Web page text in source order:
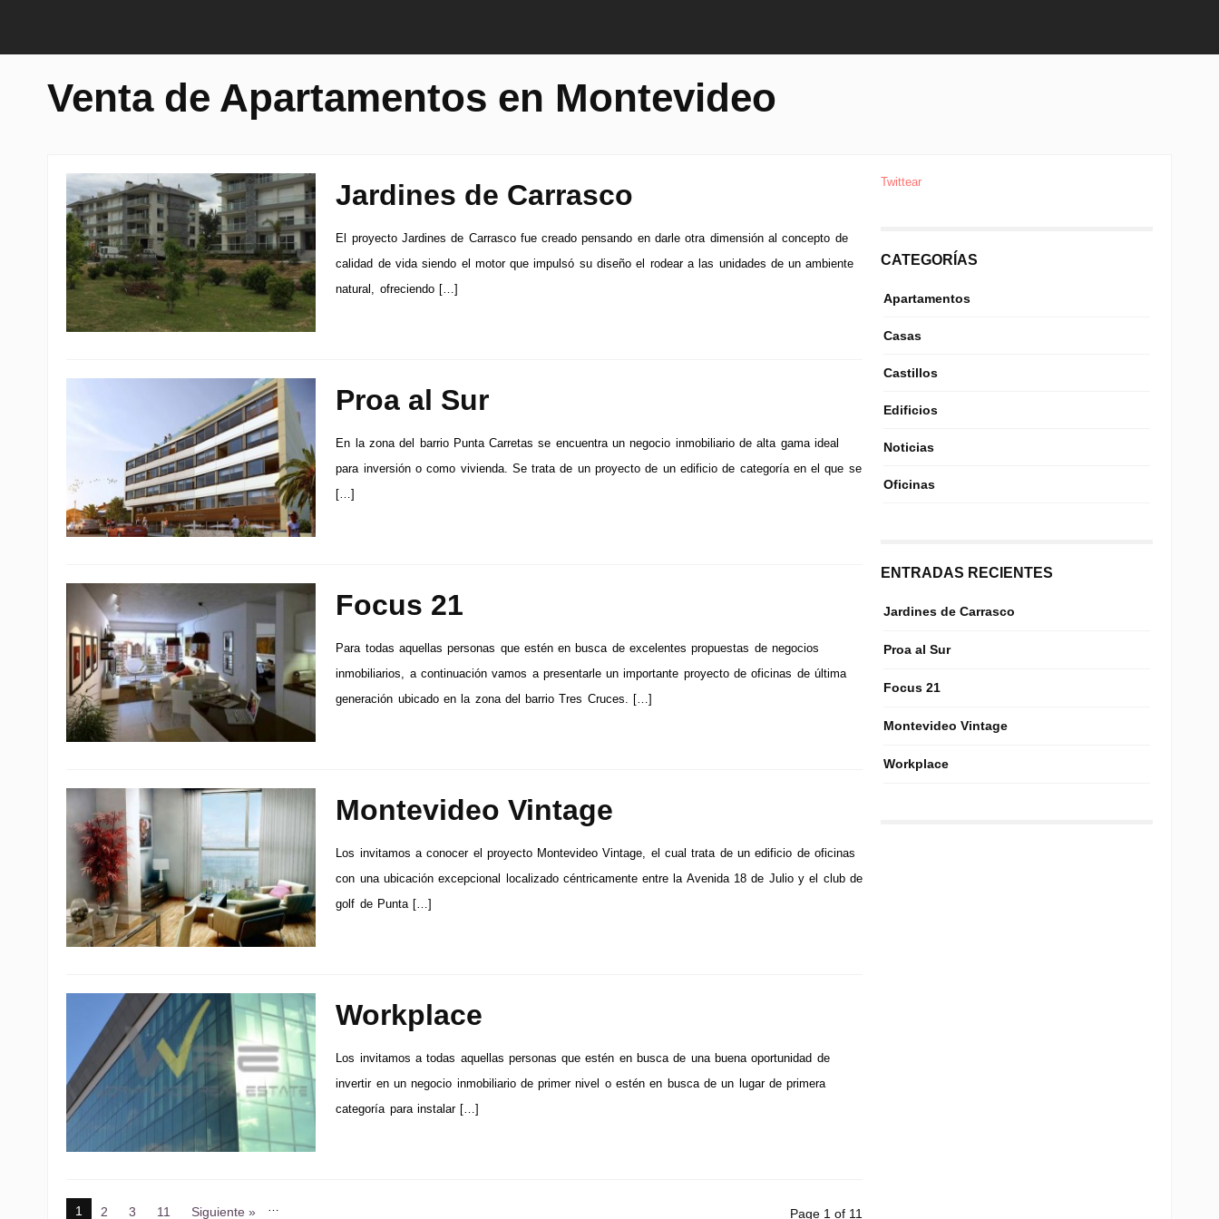
Venta de Apartamentos en Montevideo
Jardines de Carrasco
El proyecto Jardines de Carrasco fue creado pensando en darle otra dimensión al concepto de
calidad de vida siendo el motor que impulsó su diseño el rodear a las unidades de un ambiente
natural, ofreciendo […]
Proa al Sur
En la zona del barrio Punta Carretas se encuentra un negocio inmobiliario de alta gama ideal
para inversión o como vivienda. Se trata de un proyecto de un edificio de categoría en el que se
[…]
Focus 21
Para todas aquellas personas que estén en busca de excelentes propuestas de negocios
inmobiliarios, a continuación vamos a presentarle un importante proyecto de oficinas de última
generación ubicado en la zona del barrio Tres Cruces. […]
Montevideo Vintage
Los invitamos a conocer el proyecto Montevideo Vintage, el cual trata de un edificio de oficinas
con una ubicación excepcional localizado céntricamente entre la Avenida 18 de Julio y el club de
golf de Punta […]
Workplace
Los invitamos a todas aquellas personas que estén en busca de una buena oportunidad de
invertir en un negocio inmobiliario de primer nivel o estén en busca de un lugar de primera
categoría para instalar […]
1 2 3 …
11 Siguiente » Page 1 of 11
Twittear
CATEGORÍAS
Apartamentos
Casas
Castillos
Edificios
Noticias
Oficinas
ENTRADAS RECIENTES
Jardines de Carrasco
Proa al Sur
Focus 21
Montevideo Vintage
Workplace